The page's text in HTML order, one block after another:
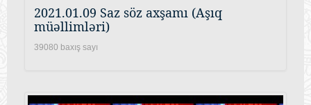
2021.01.09 Saz söz axşamı (Aşıq
müəllimləri)
39080 baxış sayı